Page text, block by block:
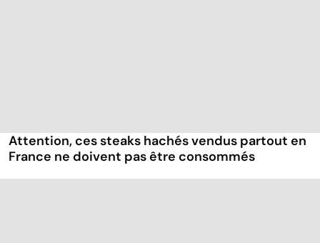
Attention, ces steaks hachés vendus partout en
France ne doivent pas être consommés